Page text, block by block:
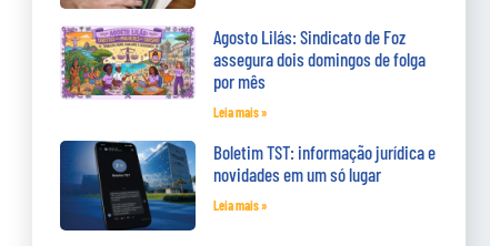
Agosto Lilás: Sindicato de Foz
assegura dois domingos de folga
por mês
Leia mais »
Boletim TST: informação jurídica e
novidades em um só lugar
Leia mais »